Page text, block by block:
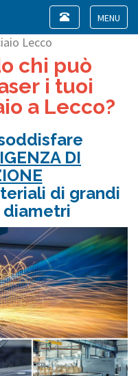
Toggle
Toggle
navigation
Lecco
chi può
i tuoi
a Lecco?
DI
di grandi
diametri